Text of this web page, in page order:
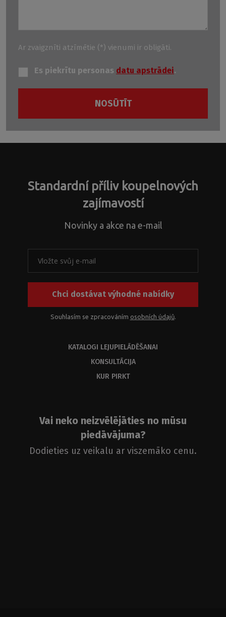
Ar zvaigznīti atzīmētie (*) vienumi ir obligāti.
Es piekrītu personas datu apstrādei.
NOSŪTĪT
iesniegt.
Standardní příliv koupelnových
zajímavostí
Novinky a akce na e-mail
Chci dostávat výhodné nabídky
Souhlasím se zpracováním osobních údajů.
KATALOGI LEJUPIELĀDĒŠANAI
KONSULTĀCIJA
KUR PIRKT
Vai neko neizvēlējāties no mūsu
piedāvājuma?
Dodieties uz veikalu ar viszemāko cenu.